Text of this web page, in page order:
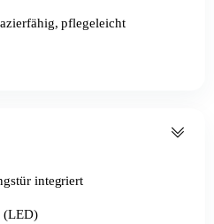
pflegeleicht
integriert
(LED)